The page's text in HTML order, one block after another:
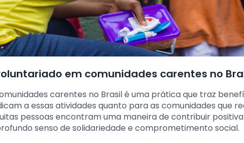
em comunidades carentes no
carentes no Brasil é uma prática que traz
a essas atividades quanto para as comunidades que
pessoas encontram uma maneira de contribuir
senso de solidariedade e comprometimento social.